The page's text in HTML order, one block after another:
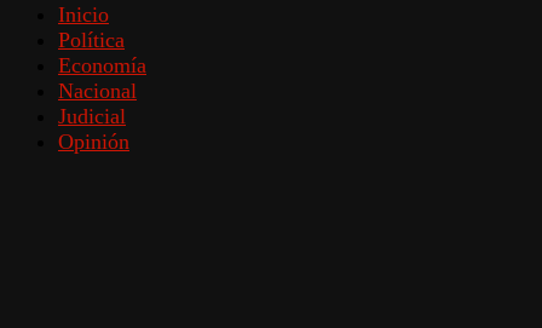
Inicio
Política
Economía
Nacional
Judicial
Opinión